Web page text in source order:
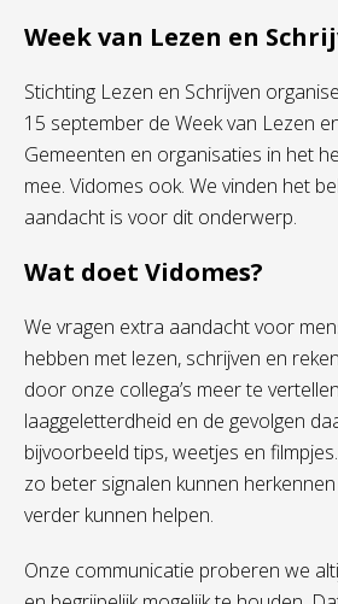
Week van Lezen en
Stichting Lezen en Schrijven
15 september de Week van Lezen
Gemeenten en organisaties in het
mee. Vidomes ook. We vinden het
aandacht is voor dit onderwerp.
Wat doet Vidomes?
We vragen extra aandacht voor
hebben met lezen, schrijven en
door onze collega’s meer te
laaggeletterdheid en de gevolgen
bijvoorbeeld tips, weetjes en
zo beter signalen kunnen
verder kunnen helpen.
Onze communicatie proberen we